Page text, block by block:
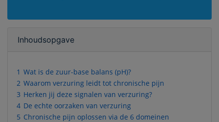
Inhoudsopgave
1 Wat is de zuur-base balans (pH)?
2 Waarom verzuring leidt tot chronische pijn
3 Herken jij deze signalen van verzuring?
4 De echte oorzaken van verzuring
5 Chronische pijn oplossen via de 6 domeinen